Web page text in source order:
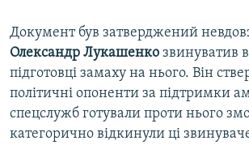
Документ був затверджений
Олександр Лукашенко звинуватив
підготовці замаху на нього. Він
політичні опоненти за підтримки
спецслужб готували проти нього
категорично відкинули ці